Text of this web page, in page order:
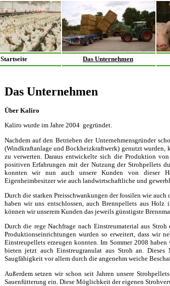
Startseite Das Unternehmen
Das Unternehmen
Über Kaliro
Kaliro wurde im Jahre 2004 gegründet.
Nachdem auf den Betrieben der Unternehmensgründer
(Windkraftanlage und Bockheizkraftwerk) genutzt wurden,
zu verwerten. Daraus entwickelte sich die Produktion
positiven Erfahrungen mit der Nutzung der Strohpellets
konnten wir nun auch unsere Kunden von dieser
Eigenheimbesitzer wie auch landwirtschaftliche und
Durch die starken Preisschwankungen der fossilen wie
haben wir uns entschlossen, auch Brennpellets aus Holz
können wir unserem Kunden das jeweils günstigste
Durch die rege Nachfrage nach Einstreumaterial aus
Produktionseinrichtungen wurden so erweitert, dass wir
Einstreupellets erzeugen konnten. Im Sommer 2008
bieten jetzt auch Einstreugranulat aus Stroh an.
Saugfähigkeit vor allem durch die angenehm weiche
Außerdem setzen wir schon seit Jahren unsere
Sauenfütterung ein. Diese Möglichkeit der eigenen